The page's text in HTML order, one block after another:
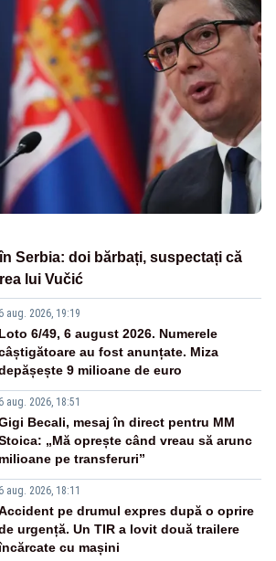
Serbia: doi bărbați, suspectați că
lui Vučić
6 aug. 2026, 19:19
Loto 6/49, 6 august 2026. Numerele
au fost anunțate. Miza
9 milioane de euro
6 aug. 2026, 18:51
Becali, mesaj în direct pentru MM
„Mă oprește când vreau să arunc
milioane pe transferuri”
6 aug. 2026, 18:11
pe drumul expres după o oprire
urgență. Un TIR a lovit două trailere
cu mașini